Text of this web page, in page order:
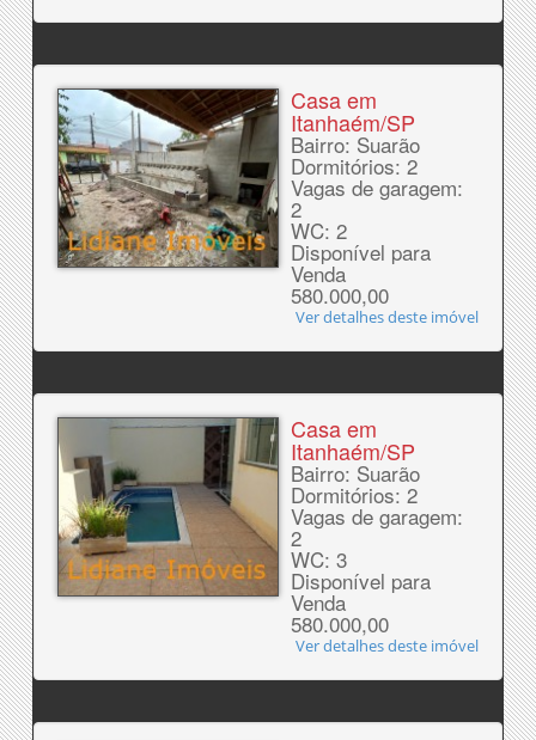
Casa em
Itanhaém/SP
Bairro: Suarão
Dormitórios: 2
Vagas de garagem:
2
WC: 2
Disponível para
Venda
580.000,00
Ver detalhes deste imóvel
Casa em
Itanhaém/SP
Bairro: Suarão
Dormitórios: 2
Vagas de garagem:
2
WC: 3
Disponível para
Venda
580.000,00
Ver detalhes deste imóvel